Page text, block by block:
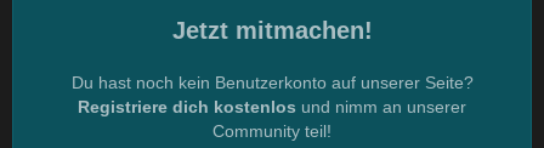
Jetzt mitmachen!
Du hast noch kein Benutzerkonto auf unserer Seite?
Registriere dich kostenlos und nimm an unserer
Community teil!